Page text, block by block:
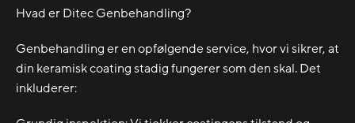
Hvad er Ditec Genbehandling?
Genbehandling er en opfølgende service, hvor vi sikrer, at
din keramisk coating stadig fungerer som den skal. Det
inkluderer: